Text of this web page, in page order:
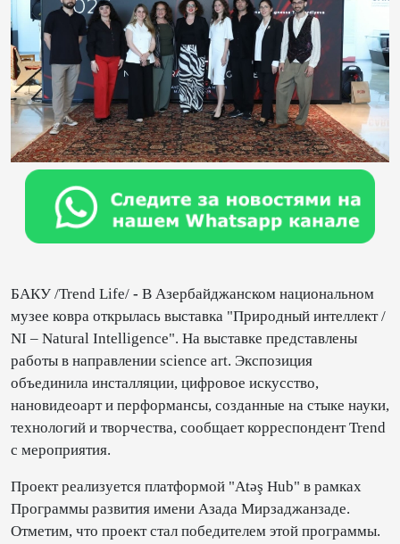
БАКУ /Trend Life/ - В Азербайджанском национальном
музее ковра открылась выставка "Природный интеллект /
NI – Natural Intelligence". На выставке представлены
работы в направлении science art. Экспозиция
объединила инсталляции, цифровое искусство,
нановидеоарт и перформансы, созданные на стыке науки,
технологий и творчества, сообщает корреспондент Trend
с мероприятия.
Проект реализуется платформой "Atəş Hub" в рамках
Программы развития имени Азада Мирзаджанзаде.
Отметим, что проект стал победителем этой программы.